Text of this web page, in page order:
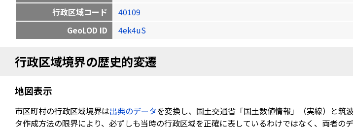
行政区域コード
40109
GeoLOD ID
4ek4uS
行政区域境界の歴史的変遷
地図表示
市区町村の行政区域境界は出典のデータを変換し、国土交通省「国土数値情報」（実線）と筑
タ作成方法の限界により、必ずしも当時の行政区域を正確に表しているわけではなく、両者